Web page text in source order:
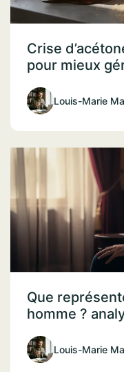
Crise
pour mieux
Louis-Marie
Que
homme ?
Louis-Marie